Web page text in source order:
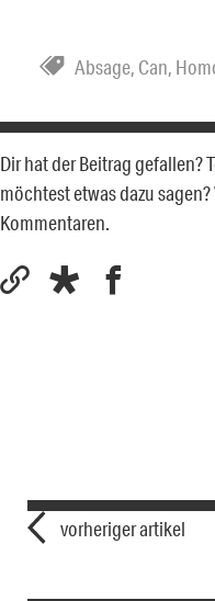
Absage, Can,
Dir hat der Beitrag gefallen?
möchtest etwas dazu
Kommentaren.
vorheriger artikel